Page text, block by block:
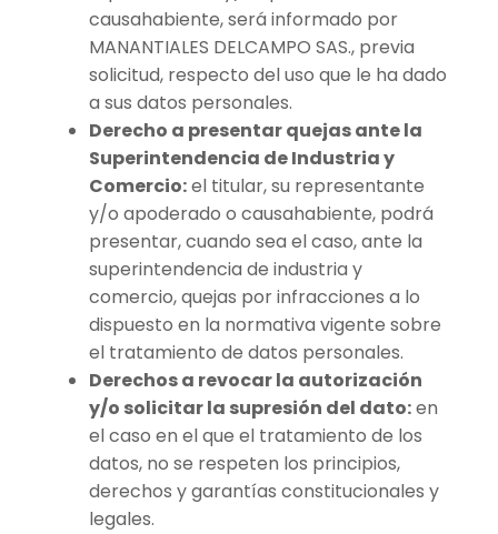
causahabiente, será informado por
MANANTIALES DELCAMPO SAS., previa
solicitud, respecto del uso que le ha dado
a sus datos personales.
Derecho a presentar quejas ante la
Superintendencia de Industria y
Comercio:el titular, su representante
y/o apoderado o causahabiente, podrá
presentar, cuando sea el caso, ante la
superintendencia de industria y
comercio, quejas por infracciones a lo
dispuesto en la normativa vigente sobre
el tratamiento de datos personales.
Derechos a revocar la autorización
y/o solicitar la supresión del dato:en
el caso en el que el tratamiento de los
datos, no se respeten los principios,
derechos y garantías constitucionales y
legales.